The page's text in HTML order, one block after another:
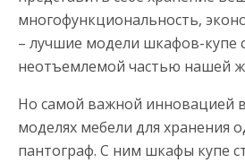
многофункциональность,
– лучшие модели шкафов-купе
неотъемлемой частью нашей
Но самой важной инновацией
моделях мебели для хранения
пантограф. С ним шкафы купе